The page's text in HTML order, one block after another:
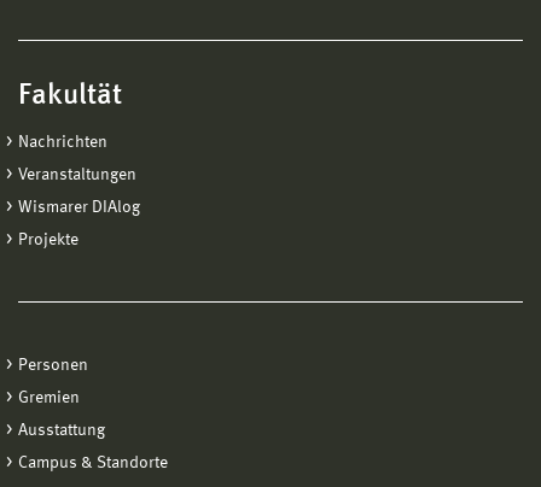
Fakultät
Nachrichten
Veranstaltungen
Wismarer DIAlog
Projekte
Personen
Gremien
Ausstattung
Campus & Standorte